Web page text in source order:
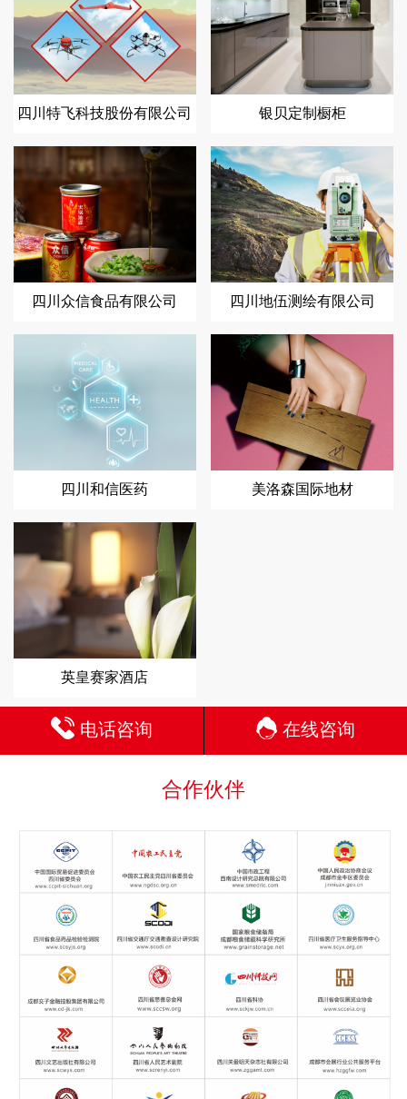
四川特飞科技股份有限公司 银贝定制橱柜
四川众信食品有限公司 四川地伍测绘有限公司
四川和信医药 美洛森国际地材
英皇赛家酒店
电话咨询 在线咨询
合作伙伴